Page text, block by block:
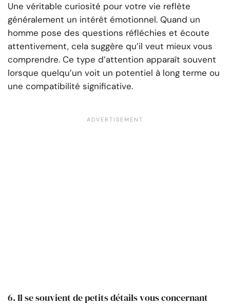
Une véritable curiosité pour votre vie reflète
généralement un intérêt émotionnel. Quand un
homme pose des questions réfléchies et écoute
attentivement, cela suggère qu’il veut mieux vous
comprendre. Ce type d’attention apparaît souvent
lorsque quelqu’un voit un potentiel à long terme ou
une compatibilité significative.
6. Il se souvient de petits détails vous concernant